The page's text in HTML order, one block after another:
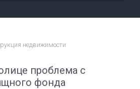
недвижимости
проблема с
фонда